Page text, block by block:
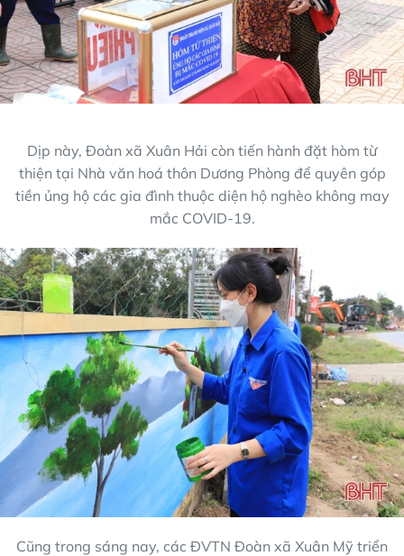
Dịp này, Đoàn xã Xuân Hải còn tiến hành đặt hòm từ
thiện tại Nhà văn hoá thôn Dương Phòng để quyên góp
tiền ủng hộ các gia đình thuộc diện hộ nghèo không may
mắc COVID-19.
Cũng trong sáng nay, các ĐVTN Đoàn xã Xuân Mỹ triển